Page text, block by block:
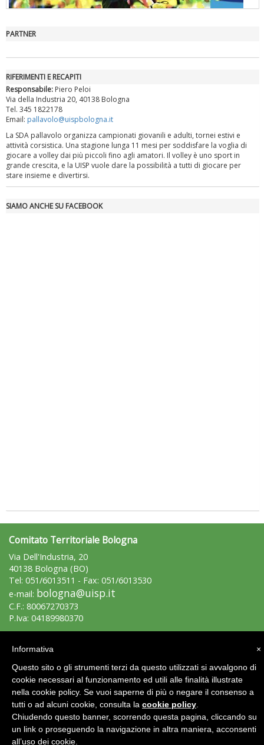
"Superare gli ostacoli": la relazione di Tiziano Pesce al CN Uisp
rivoluzioni"
Ddl Lobby, Uisp: “Il Parlamento valorizzi le nostre specificità"
La formazione Uisp rallenta ma prosegue anche in estate
PARTNER
RIFERIMENTI E RECAPITI
Responsabile: Piero Peloi
Via della Industria 20, 40138 Bologna
Tel. 345 1822178
Email: pallavolo@uispbologna.it
La SDA pallavolo organizza campionati giovanili e adulti, tornei estivi e
attività corsistica. Una stagione lunga 11 mesi per soddisfare la voglia di
giocare a volley dai più piccoli fino agli amatori. Il volley è uno sport in
grande crescita, e la UISP vuole dare la possibilità a tutti di giocare per
stare insieme e divertirsi.
SIAMO ANCHE SU FACEBOOK
Comitato Territoriale Bologna
Via Dell'Industria, 20
40138 Bologna (BO)
Tel: 051/6013511 - Fax: 051/6013530
e-mail: bologna@uisp.it
C.F.: 80067270373
P.Iva: 04189980370
Area Riservata 2.0 ×
Informativa
Questo sito o gli strumenti terzi da questo utilizzati si avvalgono di
cookie necessari al funzionamento ed utili alle finalità illustrate
nella cookie policy. Se vuoi saperne di più o negare il consenso a
tutti o ad alcuni cookie, consulta la cookie policy
Chiudendo questo banner, scorrendo questa pagina, cliccando su
un link o proseguendo la navigazione in altra maniera, acconsenti
all’uso dei cookie.